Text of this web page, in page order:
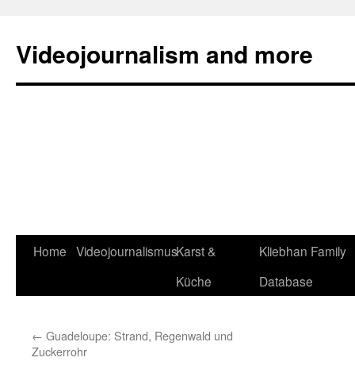
springen
Videojournalism and more
Home VideojournalismusKarst &
Küche
Kliebhan Family
Database
← Guadeloupe: Strand, Regenwald und
Zuckerrohr